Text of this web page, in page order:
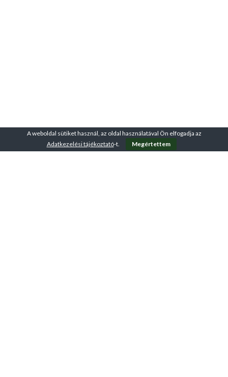
és támogasd aktívan a
felépülésed!
A weboldal sütiket használ, az oldal használatával Ön elfogadja az
Adatkezelési tájékoztató-t. Megértettem